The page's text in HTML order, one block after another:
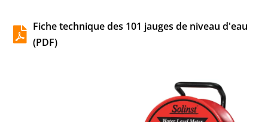
 Fiche technique des 101 jauges de niveau d'eau
(PDF)